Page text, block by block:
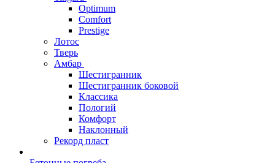
Optimum
Comfort
Prestige
Лотос
Тверь
Амбар
Шестигранник
Шестигранник боковой
Классика
Пологий
Комфорт
Наклонный
Рекорд пласт